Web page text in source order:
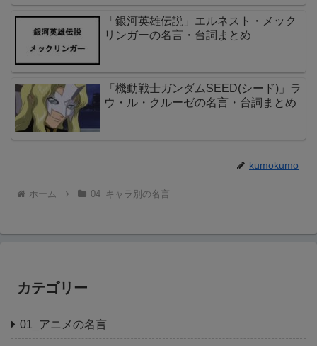
「銀河英雄伝説」エルネスト・メック
リンガーの名言・台詞まとめ
「機動戦士ガンダムSEED(シード)」ラ
ウ・ル・クルーゼの名言・台詞まとめ
kumokumo
ホーム 04_キャラ別の名言
カテゴリー
01_アニメの名言